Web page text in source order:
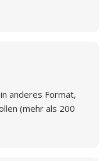
anderes Format,
(mehr als 200